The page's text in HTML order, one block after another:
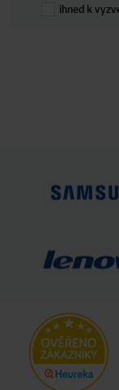
ihned k